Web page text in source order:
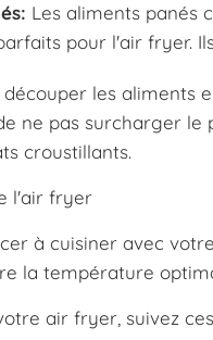
Les aliments panés
pour l'air fryer.
les aliments
ne pas surcharger
croustillants.
l'air fryer
à cuisiner avec
la température
air fryer, suivez